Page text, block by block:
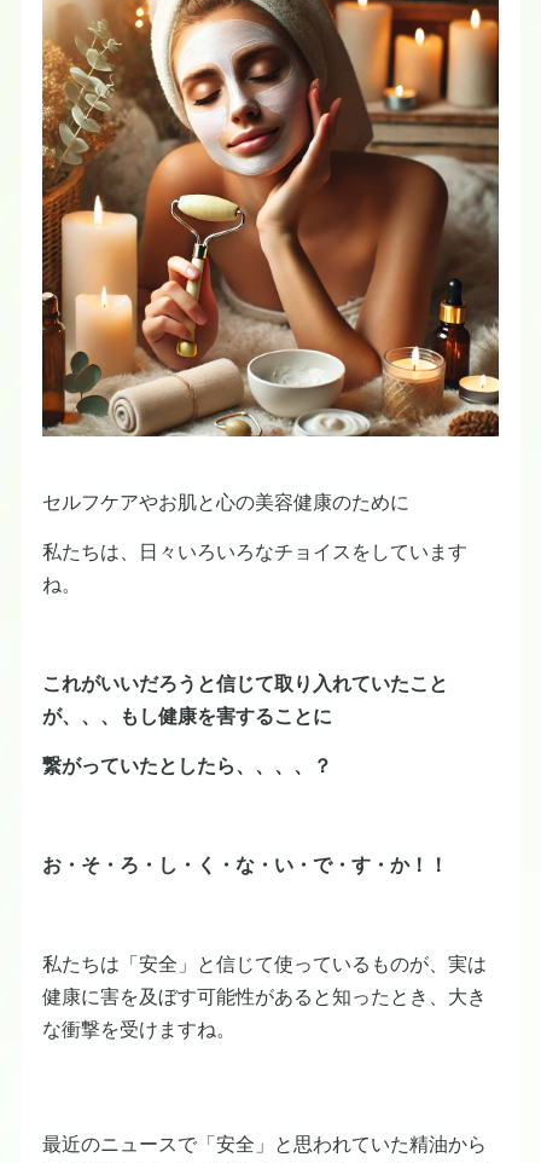
セルフケアやお肌と心の美容健康のために
私たちは、日々いろいろなチョイスをしています
ね。
これがいいだろうと信じて取り入れていたこと
が、、、もし健康を害することに
繋がっていたとしたら、、、、？
お・そ・ろ・し・く・な・い・で・す・か！！
私たちは「安全」と信じて使っているものが、実は
健康に害を及ぼす可能性があると知ったとき、大き
な衝撃を受けますね。
最近のニュースで「安全」と思われていた精油から